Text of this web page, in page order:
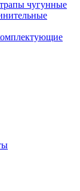
чугунные